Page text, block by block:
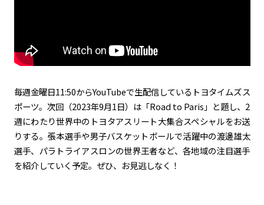
毎週金曜日11:50からYouTubeで生配信しているトヨタイムズス
ポーツ。次回（2023年9月1日）は「Road to Paris」と題し、2
週にわたり世界中のトヨタアスリート大集合スペシャルをお送
りする。張本選手や男子バスケットボールで活躍中の渡邊雄太
選手、パラトライアスロンの世界王者など、各地域の注目選手
を紹介していく予定。ぜひ、お見逃しなく！